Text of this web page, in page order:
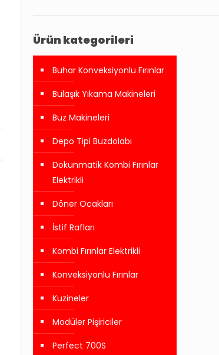
Ürün kategorileri
Buhar Konveksiyonlu Fırınlar
Bulaşık Yıkama Makineleri
Buz Makineleri
Depo Tipi Buzdolabı
Dokunmatik Kombi Fırınlar
Elektrikli
Döner Ocakları
İstif Rafları
Kombi Fırınlar Elektrikli
Konveksiyonlu Fırınlar
Kuzineler
Modüler Pişiriciler
Perfect 700S